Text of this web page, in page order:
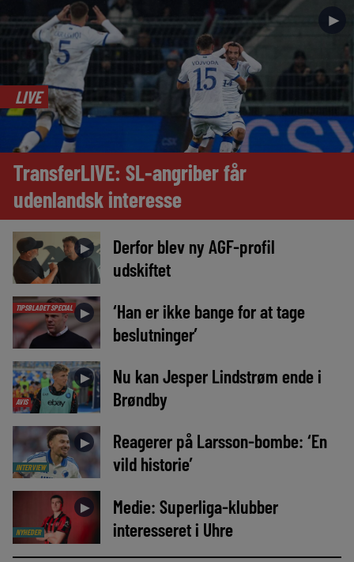
►
LIVE
TransferLIVE: SL-angriber får
udenlandsk interesse
►
Derfor blev ny AGF-profil
udskiftet
TIPSBLADET SPECIAL ►
‘Han er ikke bange for at tage
beslutninger’
AVIS
►
Nu kan Jesper Lindstrøm ende i
Brøndby
INTERVIEW
►
Reagerer på Larsson-bombe: ‘En
vild historie’
NYHEDER
►
Medie: Superliga-klubber
interesseret i Uhre